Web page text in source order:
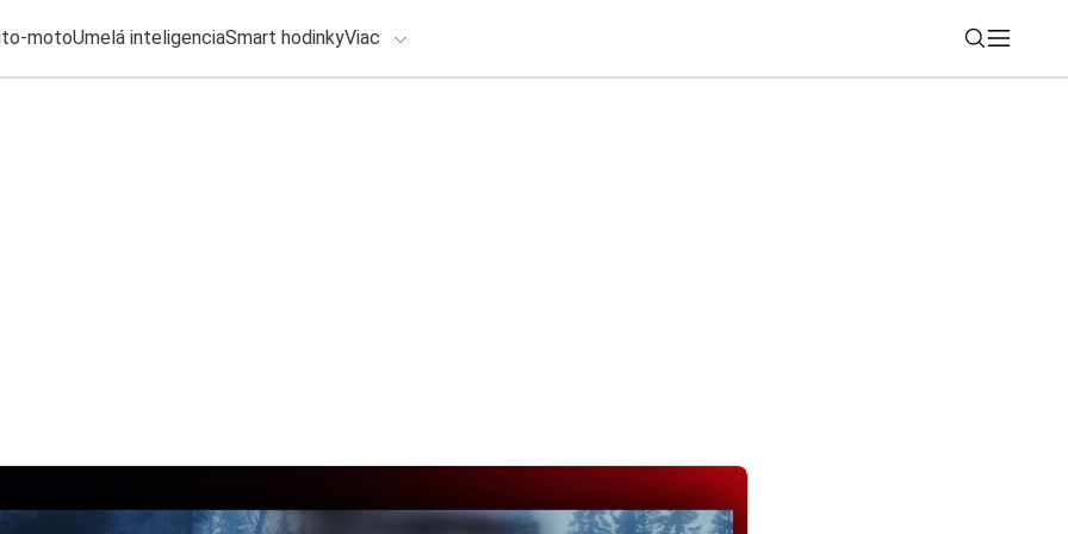
motoUmelá inteligenciaSmart hodinkyViac